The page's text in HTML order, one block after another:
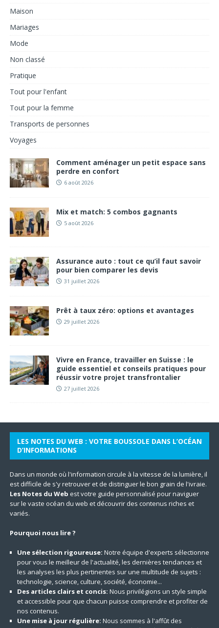
Maison
Mariages
Mode
Non classé
Pratique
Tout pour l'enfant
Tout pour la femme
Transports de personnes
Voyages
Comment aménager un petit espace sans
perdre en confort
6 août 2026
Mix et match: 5 combos gagnants
5 août 2026
Assurance auto : tout ce qu’il faut savoir
pour bien comparer les devis
31 juillet 2026
Prêt à taux zéro: options et avantages
29 juillet 2026
Vivre en France, travailler en Suisse : le
guide essentiel et conseils pratiques pour
réussir votre projet transfrontalier
27 juillet 2026
LES NOTES DU WEB : VOTRE BOUSSOLE DANS L’OCÉAN
D’INFORMATIONS
Dans un monde où l'information circule à la vitesse de la lumière, il
est difficile de s'y retrouver et de distinguer le bon grain de l'ivraie.
Les Notes du Web est votre guide personnalisé pour naviguer
sur le vaste océan du web et découvrir des contenus riches et
variés.
Pourquoi nous lire ?
Une sélection rigoureuse: Notre équipe d'experts sélectionne
pour vous le meilleur de l'actualité, les dernières tendances et
les analyses les plus pertinentes sur une multitude de sujets :
technologie, science, culture, société, économie...
Des articles clairs et concis: Nous privilégions un style simple
et accessible pour que chacun puisse comprendre et profiter de
nos contenus.
Une mise à jour régulière: Nous sommes à l'affût des